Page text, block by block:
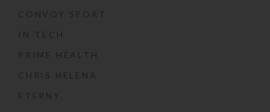
CONVOY SPORT
IN-TECH
PRIME HEALTH
CHRIS HELENA
ETERNY